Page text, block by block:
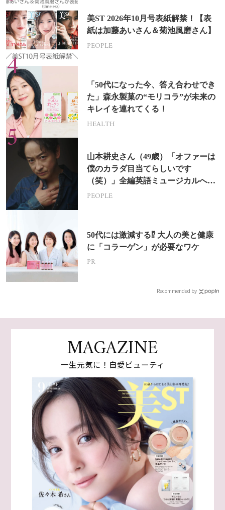
美ST 2026年10月号表紙解禁！【表
紙は加藤あいさん＆菊池風磨さん】
PEOPLE
「50代になった今、答え合わせでき
た」森永製菓の“モリコラ”が未来の
キレイを連れてくる！
HEALTH
山本耕史さん（49歳）「オファーは
僕のカラダ目当てらしいです
（笑）」全編英語ミュージカルへの
挑戦
PEOPLE
50代には激減する⁉ 大人の美と健康
に「コラーゲン」が必要なワケ
PR
Recommended by
MAGAZINE
一生元気に！自愛ビューティ